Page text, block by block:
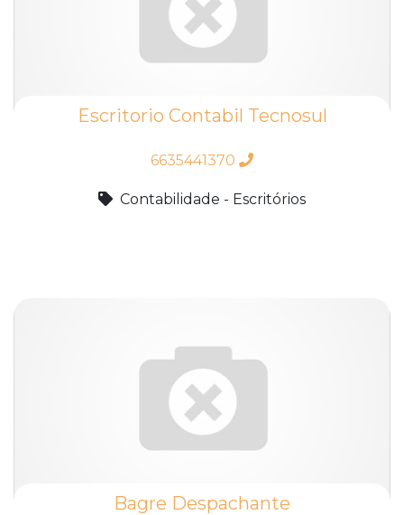
Escritorio Contabil Tecnosul
6635441370
Contabilidade - Escritórios
Bagre Despachante